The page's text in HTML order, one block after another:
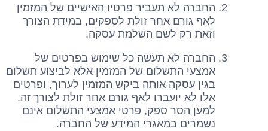
החברה לא תעביר פרטיו האישיים של המזמין
לאף גורם אחר זולת לספקים, במידת הצורך
וזאת רק לשם השלמת עסקה.
החברה לא תעשה כל שימוש בפרטים של
אמצעי התשלום של המזמין אלא לביצוע תשלום
בגין עסקה אותה ביקש המזמין לערוך, ופרטים
אלו לא יועברו לאף גורם אחר זולת לצורך זה.
למען הסר ספק, פרטי אמצעי התשלום אינם
נשמרים במאגרי המידע של החברה.